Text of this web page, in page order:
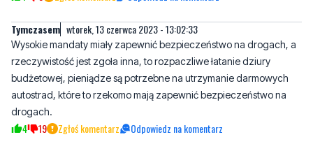
budżetowej, pieniądze są potrzebne na utrzymanie darmowych
autostrad, które to rzekomo mają zapewnić bezpieczeństwo na
drogach.
4 19 Zgłoś komentarz Odpowiedz na komentarz
/\ TEN WYŻEJ TO IDIOTA (prawda
boli?)
06:47:19